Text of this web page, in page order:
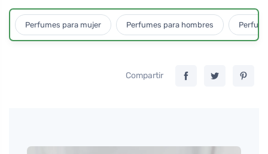
Perfumes para mujer Perfumes para hombres
Compartir